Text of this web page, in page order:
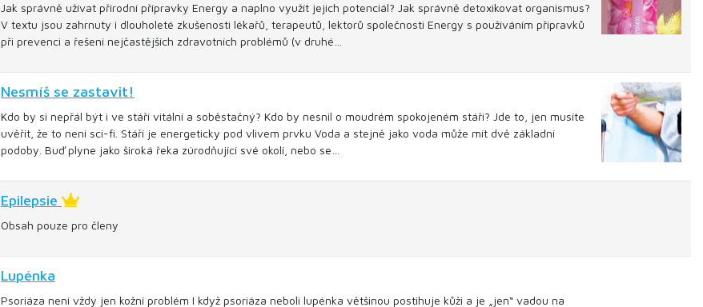
Jak správně užívat přírodní přípravky Energy a naplno využít jejich potenciál? Jak správně detoxikovat organismus?
V textu jsou zahrnuty i dlouholeté zkušenosti lékařů, terapeutů, lektorů společnosti Energy s používáním přípravků
při prevenci a řešení nejčastějších zdravotních problémů (v druhé…
Nesmíš se zastavit!
Kdo by si nepřál být i ve stáří vitální a soběstačný? Kdo by nesnil o moudrém spokojeném stáří? Jde to, jen musíte
uvěřit, že to není sci-fi. Stáří je energeticky pod vlivem prvku Voda a stejně jako voda může mít dvě základní
podoby. Buď plyne jako široká řeka zúrodňující své okolí, nebo se…
Epilepsie
Obsah pouze pro členy
Lupénka
Psoriáza není vždy jen kožní problém I když psoriáza neboli lupénka většinou postihuje kůži a je „jen“ vadou na